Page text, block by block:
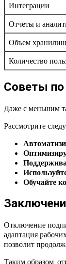
Интеграции
Отчеты и
Объем
Количество
Советы по
Даже с меньшим
Рассмотрите
Обучайте
Отключение
адаптация
позволит
Таким образом,